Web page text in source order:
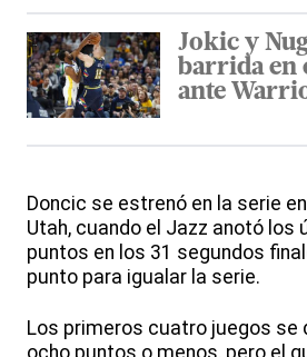
Jokic y
barrida en
ante
Doncic se estrenó en la serie
Utah, cuando el Jazz anotó los
puntos en los 31 segundos
punto para igualar la serie.
Los primeros cuatro juegos se
ocho puntos o menos, pero el